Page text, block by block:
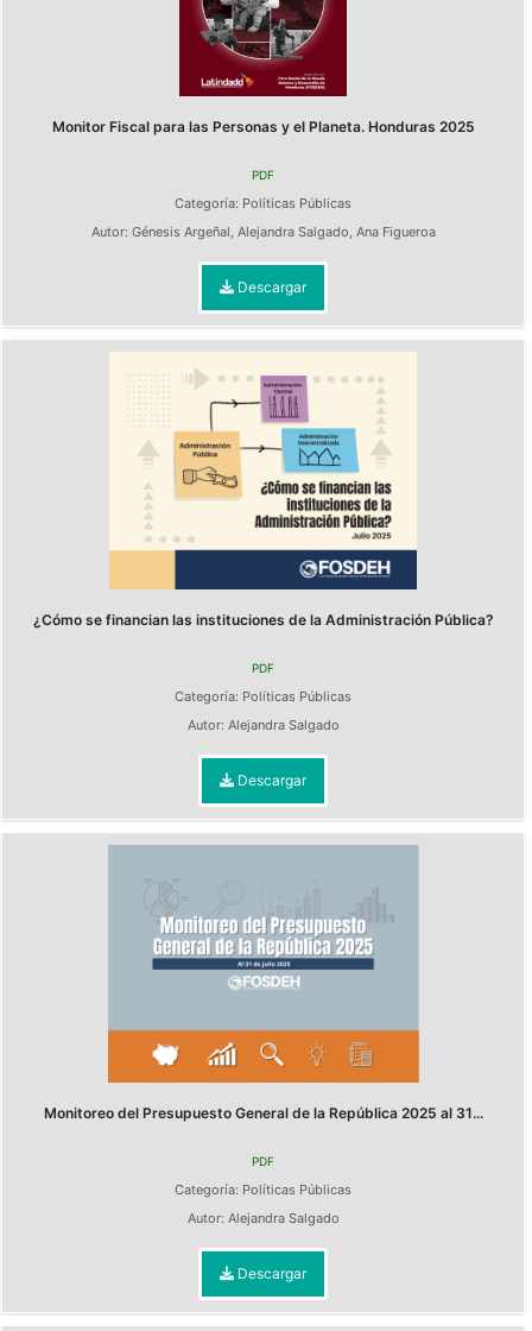
Monitor Fiscal para las Personas y el Planeta. Honduras 2025
PDF
Categoría: Políticas Públicas
Autor: Génesis Argeñal, Alejandra Salgado, Ana Figueroa
Descargar
¿Cómo se financian las instituciones de la Administración Pública?
PDF
Categoría: Políticas Públicas
Autor: Alejandra Salgado
Descargar
Monitoreo del Presupuesto General de la República 2025 al 31...
PDF
Categoría: Políticas Públicas
Autor: Alejandra Salgado
Descargar